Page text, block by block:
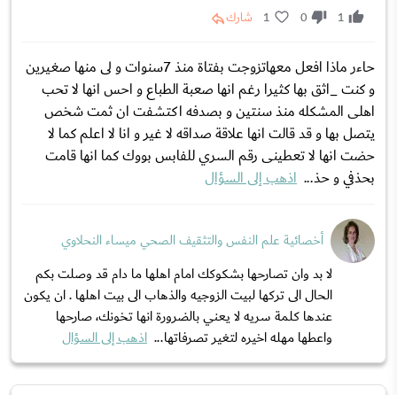
1
0
1 شارك
حاءر ماذا افعل معهاتزوجت بفتاة منذ 7سنوات و لى منها صغيرين
و كنت _اثق بها كثيرا رغم انها صعبة الطباع و احس انها لا تحب
اهلى المشكله منذ سنتين و بصدفه اكتشفت ان ثمت شخص
يتصل بها و قد قالت انها علاقة صداقه لا غير و انا لا اعلم كما لا
حضت انها لا تعطينى رقم السري للفابس بووك كما انها قامت
بحذفي و حذ... اذهب إلى السؤال
أخصائية علم النفس والتثقيف الصحي ميساء النحلاوي
لا بد وان تصارحها بشكوكك امام اهلها ما دام قد وصلت بكم
الحال الى تركها لبيت الزوجيه والذهاب الى بيت اهلها . ان يكون
عندها كلمة سريه لا يعني بالضرورة انها تخونك، صارحها
واعطها مهله اخيره لتغير تصرفاتها... اذهب إلى السؤال